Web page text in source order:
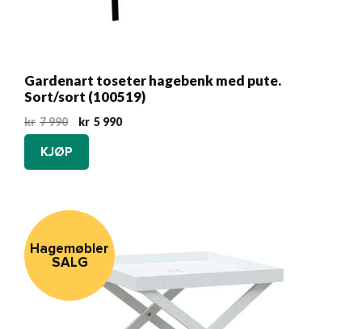
Gardenart toseter hagebenk med pute.
Sort/sort (100519)
kr 7 990
Opprinnelig
pris
kr7
kr 5 990Nåværende
KJØP
Hagemøbler
SALG